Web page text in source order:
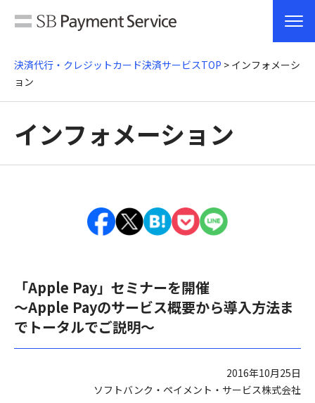
決済代行・クレジットカード決済サービスTOP > インフォメーシ
ョン
インフォメーション
「Apple Pay」セミナーを開催
～Apple Payのサービス概要から導入方法ま
でトータルでご説明～
2016年10月25日
ソフトバンク・ペイメント・サービス株式会社